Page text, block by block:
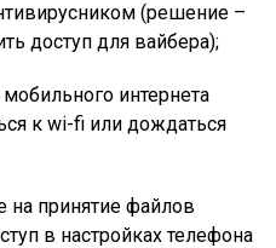
(решение –
доступ для вайбера);
интернета
к wi-fi или дождаться
на принятие файлов
в настройках телефона